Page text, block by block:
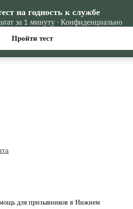
для призывников в Нижнем
на годность к службе
за 1 минуту · Конфиденциально
Пройти тест